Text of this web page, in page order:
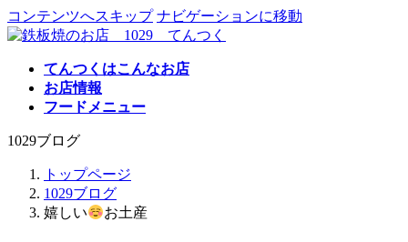
コンテンツへスキップ ナビゲーションに移動
てんつくはこんなお店
お店情報
フードメニュー
1029ブログ
トップページ
1029ブログ
嬉しい
お土産